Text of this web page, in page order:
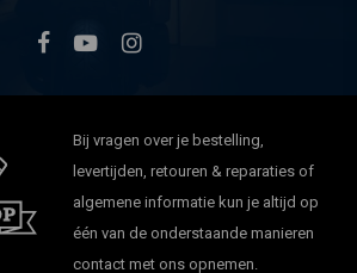
Bij vragen over je bestelling,
levertijden, retouren & reparaties of
algemene informatie kun je altijd op
één van de onderstaande manieren
contact met ons opnemen.